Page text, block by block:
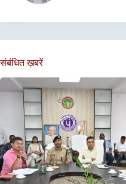
संबंधित ख़बरें